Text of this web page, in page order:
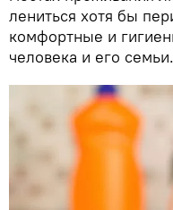
лениться хотя бы
комфортные и
человека и его семьи.